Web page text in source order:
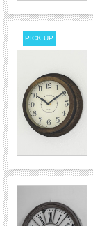
PICK UP